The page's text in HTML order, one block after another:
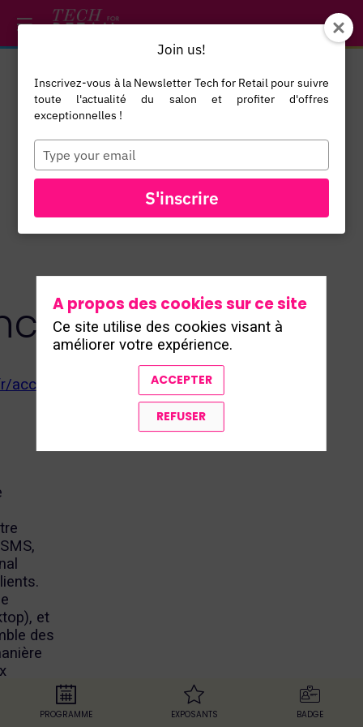
TOUS LES
et
des
PROGRAMME EXPOSANTS BADGE
A propos des cookies sur ce site
Ce site utilise des cookies visant à
améliorer votre expérience.
ACCEPTER
REFUSER
*/
Join us!
Inscrivez-vous à la Newsletter Tech for Retail pour suivre
toute l'actualité du salon et profiter d'offres
exceptionnelles !
Type
your
email
S'inscrire